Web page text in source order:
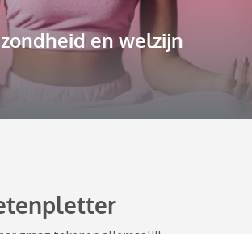
en welzijn